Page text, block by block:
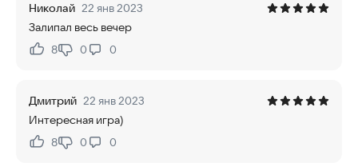
Николай 22 янв 2023
Залипал весь вечер
Нравится:
8Не нравится:
0 0
Дмитрий 22 янв 2023
Интересная игра)
Нравится:
8Не нравится:
0 0